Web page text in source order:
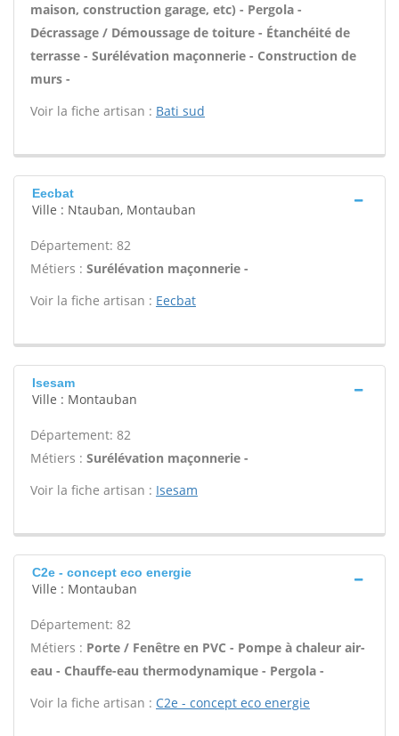
maison, construction garage, etc) - Pergola -
Décrassage / Démoussage de toiture - Étanchéité de
terrasse - Surélévation maçonnerie - Construction de
murs -
Voir la fiche artisan : Bati sud
Eecbat
Ville : Ntauban, Montauban
Département: 82
Métiers : Surélévation maçonnerie -
Voir la fiche artisan : Eecbat
Isesam
Ville : Montauban
Département: 82
Métiers : Surélévation maçonnerie -
Voir la fiche artisan : Isesam
C2e - concept eco energie
Ville : Montauban
Département: 82
Métiers : Porte / Fenêtre en PVC - Pompe à chaleur air-
eau - Chauffe-eau thermodynamique - Pergola -
Voir la fiche artisan : C2e - concept eco energie